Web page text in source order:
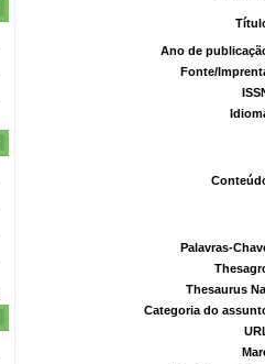
Ano de
Fonte/
Palavras-
Thesaurus
Categoria do